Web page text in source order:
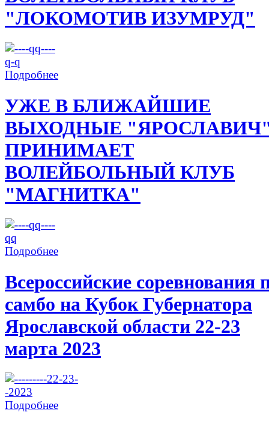
"ЛОКОМОТИВ ИЗУМРУД"
Подробнее
УЖЕ В БЛИЖАЙШИЕ
ВЫХОДНЫЕ
ПРИНИМАЕТ
ВОЛЕЙБОЛЬНЫЙ КЛУБ
"МАГНИТКА"
Подробнее
Всероссийские соревнования
самбо на Кубок Губернатора
Ярославской области 22-23
марта 2023
Подробнее